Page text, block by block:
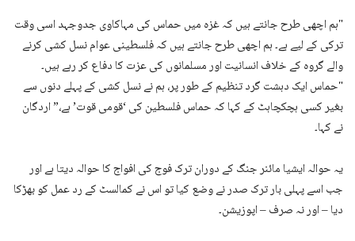
"ہم اچھی طرح جانتے ہیں کہ غزہ میں حماس کی مہاکاوی جدوجہد اسی وقت
ترکی کے لیے ہے۔ ہم اچھی طرح جانتے ہیں کہ فلسطینی عوام نسل کشی کرنے
والے گروہ کے خلاف انسانیت اور مسلمانوں کی عزت کا دفاع کر رہے ہیں۔
"حماس ایک دہشت گرد تنظیم کے طور پر، ہم نے نسل کشی کے پہلے دنوں سے
بغیر کسی ہچکچاہٹ کے کہا کہ حماس فلسطین کی ‘قومی قوت’ ہے،” اردگان
نے کہا۔
یہ حوالہ ایشیا مائنر جنگ کے دوران ترک فوج کی افواج کا حوالہ دیتا ہے اور
جب اسے پہلی بار ترک صدر نے وضع کیا تو اس نے کمالسٹ کے رد عمل کو بھڑکا
دیا – اور نہ صرف – اپوزیشن۔